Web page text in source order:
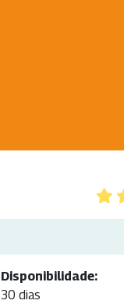
Disponibilidade:
30 dias